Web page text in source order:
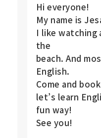
Hi everyone!
My name is
I like watching
the
beach. And
English.
Come and
let’s learn
fun way!
See you!